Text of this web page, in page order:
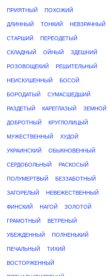
ПРИЯТНЫЙ ПОХОЖИЙ
ДЛИННЫЙ ТОНКИЙ НЕВЗРАЧНЫЙ
СТАРШИЙ ПЕРЕОДЕТЫЙ
СКЛАДНЫЙ ОЙНЫЙ ЗДЕШНИЙ
РОЗОВОЩЕКИЙ РЕШИТЕЛЬНЫЙ
НЕИСКУШЕННЫЙ БОСОЙ
БОРОДАТЫЙ СУМАСШЕДШИЙ
РАЗДЕТЫЙ КАРЕГЛАЗЫЙ ЗЕМНОЙ
ДОБРОТНЫЙ КРУГЛОЛИЦЫЙ
МУЖЕСТВЕННЫЙ ХУДОЙ
УКРАИНСКИЙ ОБЫКНОВЕННЫЙ
СЕРДОБОЛЬНЫЙ РАСКОСЫЙ
ПОЛУМЕРТВЫЙ БЕЗЗАБОТНЫЙ
ЗАГОРЕЛЫЙ НЕВЕЖЕСТВЕННЫЙ
ФИНСКИЙ НАГОЙ ЗОЛОТОЙ
ГРАМОТНЫЙ ВЕТРЕНЫЙ
УБЕЖДЕННЫЙ ПОЛНЕНЬКИЙ
ПЕЧАЛЬНЫЙ ТИХИЙ
ВОСТОРЖЕННЫЙ